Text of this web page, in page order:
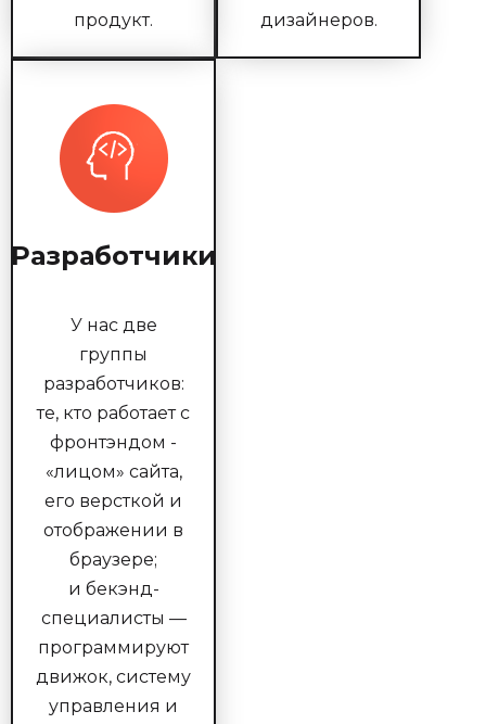
продукт.
дизайнеров.
Разработчики
У нас две
группы
разработчиков:
те, кто работает с
фронтэндом -
«лицом» сайта,
его версткой и
отображении в
браузере;
и бекэнд-
специалисты —
программируют
движок, систему
управления и